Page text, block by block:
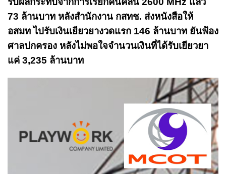
73 ล้านบาท หลังสำนักงาน กสทช. ส่งหนังสือให้
อสมท ไปรับเงินเยียวยางวดแรก 146 ล้านบาท ยันฟ้อง
ศาลปกครอง หลังไม่พอใจจำนวนเงินที่ได้รับเยียวยา
แค่ 3,235 ล้านบาท